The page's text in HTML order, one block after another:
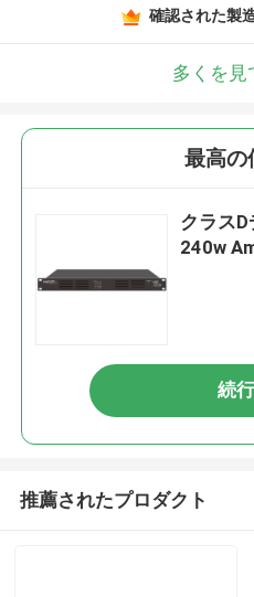
確認された製
多くを見
最高の
クラス
240w
続
推薦されたプロダクト